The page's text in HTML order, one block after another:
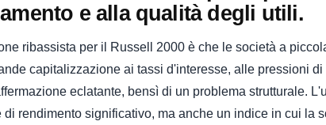
e alla qualità degli utili.
ribassista per il Russell 2000 è che le società a
capitalizzazione ai tassi d'interesse, alle pressioni
eclatante, bensì di un problema strutturale.
di rendimento significativo, ma anche un indice in cui la